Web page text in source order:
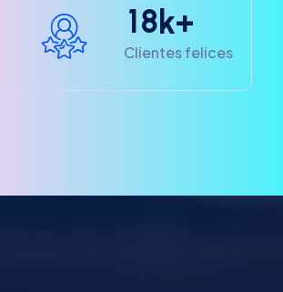
18k+
Clientes felices